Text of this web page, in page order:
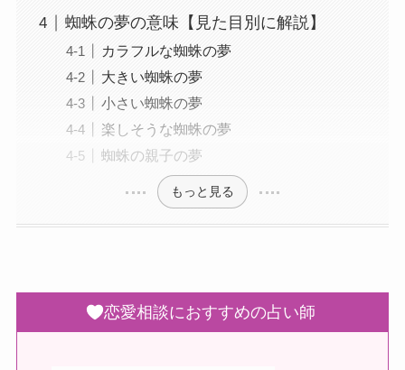
蜘蛛の夢の意味【見た目別に解説】
カラフルな蜘蛛の夢
大きい蜘蛛の夢
小さい蜘蛛の夢
楽しそうな蜘蛛の夢
蜘蛛の親子の夢
もっと見る
恋愛相談におすすめの占い師